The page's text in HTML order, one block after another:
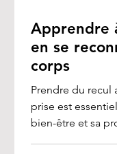
Apprendre
en se
corps
Prendre du recul
prise est
bien-être et sa